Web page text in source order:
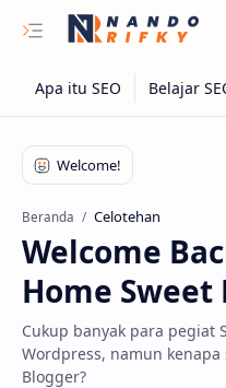
Beranda Celotehan
Welcome
Home Sweet
Cukup banyak para pegiat
Wordpress, namun
Blogger?